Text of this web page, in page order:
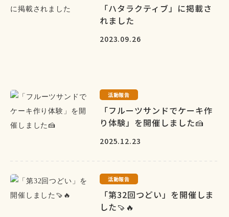
「ハタラクティブ」に掲載さ
れました
2023.09.26
活動報告
「フルーツサンドでケーキ作
り体験」を開催しました🍰
2025.12.23
活動報告
「第32回つどい」を開催しま
した🍠🔥